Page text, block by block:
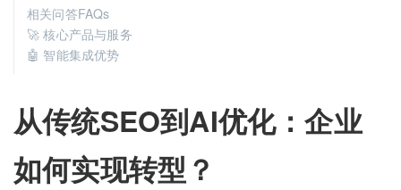
从传统SEO到AI优化：企业
如何实现转型？
相关问答FAQs
🚀 核心产品与服务
🤖 智能集成优势